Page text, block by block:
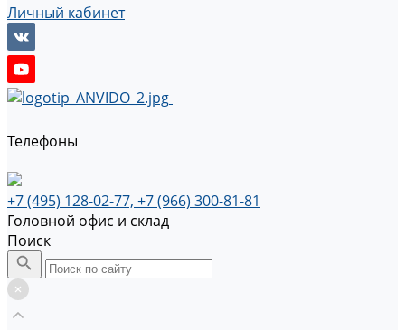
Личный кабинет
Телефоны
+7 (495) 128-02-77, +7 (966) 300-81-81
Головной офис и склад
Поиск